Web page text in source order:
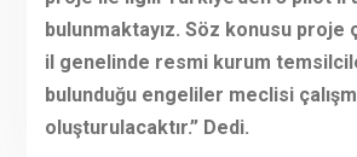
bulunmaktayız. Söz konusu proje
il genelinde resmi kurum
bulunduğu engeliler meclisi
oluşturulacaktır.” Dedi.